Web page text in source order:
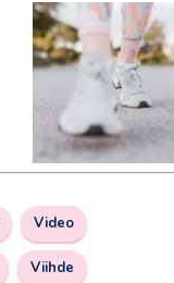
Video
Viihde